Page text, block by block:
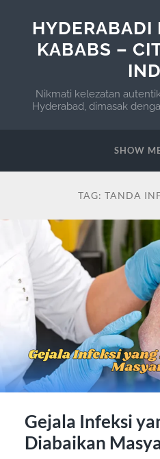
HYDERABADI
KABABS –
Nikmati kelezatan
Hyderabad, dimasak
SHOW
TAG: TANDA
Gejala Infeksi
Diabaikan